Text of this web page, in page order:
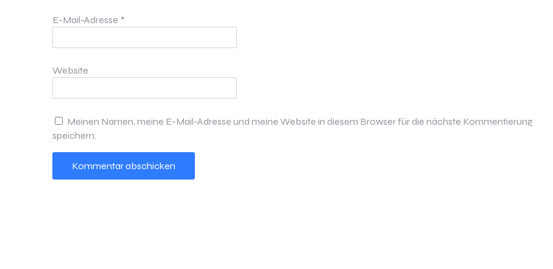
E-Mail-Adresse *
Website
Meinen Namen, meine E-Mail-Adresse und meine Website in diesem Browser für die nächste Kommentierung
speichern.